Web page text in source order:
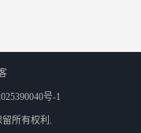
号-1
留所有权利.